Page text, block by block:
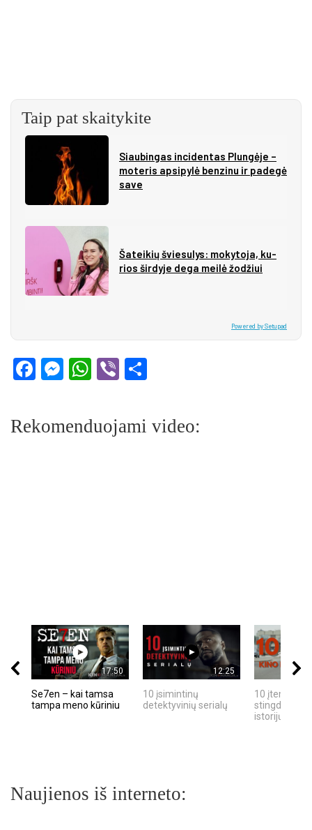
Taip pat skaitykite
Siau­bin­gas in­ci­den­tas Plun­gė­je –
mo­te­ris ap­si­py­lė ben­zi­nu ir pa­de­gė
sa­ve
Ša­tei­kių švie­su­lys: mo­ky­to­ja, ku­
rios šir­dy­je de­ga mei­lė žo­džiui
Powered by Setupad
Facebook
Messenger
WhatsApp
Viber
Rekomenduojami video:
17:50
Se7en – kai tamsa
tampa meno kūriniu
12:25
10 įsimintinų
detektyvinių serialų
10 įtemptų,
stingdančių
istorijų
Naujienos iš interneto: